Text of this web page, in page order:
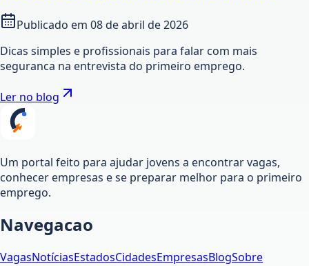
Publicado em 08 de abril de 2026
Dicas simples e profissionais para falar com mais
seguranca na entrevista do primeiro emprego.
Ler no blog
Um portal feito para ajudar jovens a encontrar vagas,
conhecer empresas e se preparar melhor para o primeiro
emprego.
Navegacao
VagasNotíciasEstadosCidadesEmpresasBlogSobre